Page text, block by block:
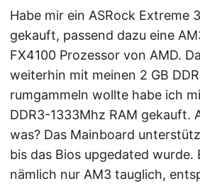
Habe mir ein ASRock Extreme
gekauft, passend dazu eine
FX4100 Prozessor von AMD.
weiterhin mit meinen 2 GB
rumgammeln wollte habe ich
DDR3-1333Mhz RAM gekauft.
was? Das Mainboard
bis das Bios upgedated wurde.
nämlich nur AM3 tauglich,